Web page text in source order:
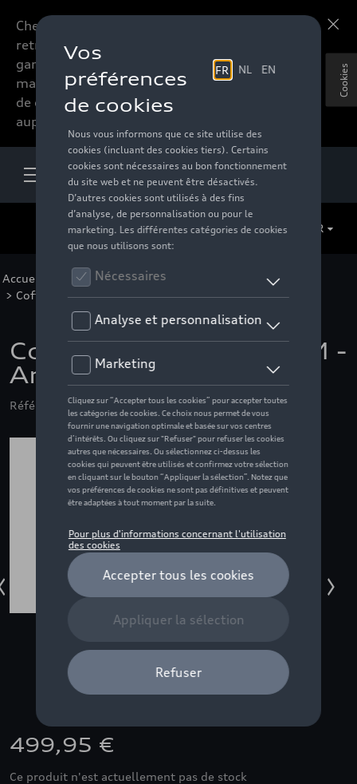
Chers accessoires-lovers,
retrouvez dorénavant toute la
gamme d’accessoires de votre
marque préférée sous forme
de catalogue à commander
auprès de votre distributeur.
FR
Accueil Pour votre Audi >
> Coffres de toit et porte-bagages >Thule > Détail
Coffre de toit Touring M -
Anthracite aeroskin
Référence: THU634208
499,95 €
Ce produit n'est actuellement pas de stock
Cookies